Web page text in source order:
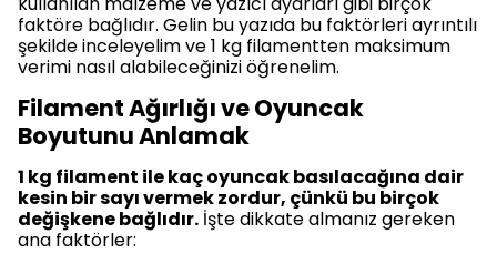
faktöre bağlıdır. Gelin bu yazıda bu faktörleri ayrıntılı
şekilde inceleyelim ve 1 kg filamentten maksimum
verimi nasıl alabileceğinizi öğrenelim.
Filament Ağırlığı ve Oyuncak
Boyutunu Anlamak
1 kg filament ile kaç oyuncak basılacağına dair
kesin bir sayı vermek zordur, çünkü bu birçok
değişkene bağlıdır. İşte dikkate almanız gereken
ana faktörler: